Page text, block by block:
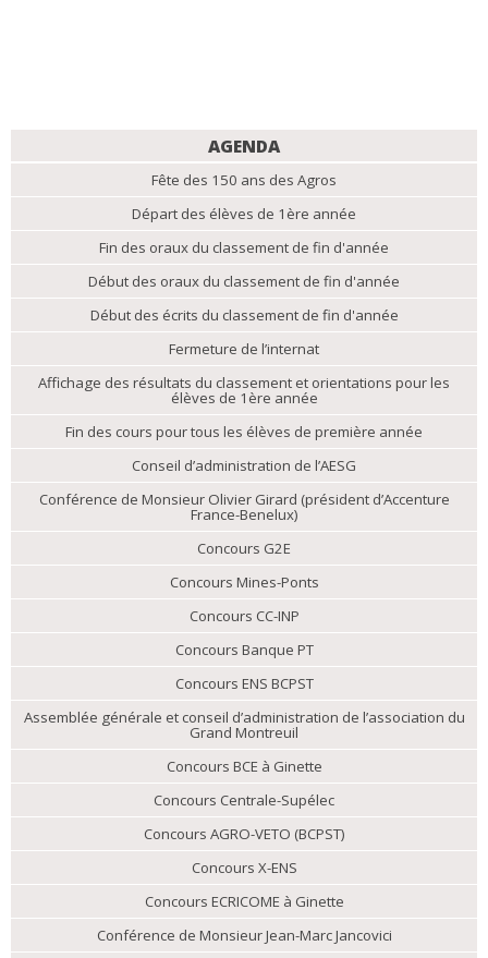
AGENDA
Fête des 150 ans des Agros
Départ des élèves de 1ère année
Fin des oraux du classement de fin d'année
Début des oraux du classement de fin d'année
Début des écrits du classement de fin d'année
Fermeture de l’internat
Affichage des résultats du classement et orientations pour les
élèves de 1ère année
Fin des cours pour tous les élèves de première année
Conseil d’administration de l’AESG
Conférence de Monsieur Olivier Girard (président d’Accenture
France-Benelux)
Concours G2E
Concours Mines-Ponts
Concours CC-INP
Concours Banque PT
Concours ENS BCPST
Assemblée générale et conseil d’administration de l’association du
Grand Montreuil
Concours BCE à Ginette
Concours Centrale-Supélec
Concours AGRO-VETO (BCPST)
Concours X-ENS
Concours ECRICOME à Ginette
Conférence de Monsieur Jean-Marc Jancovici